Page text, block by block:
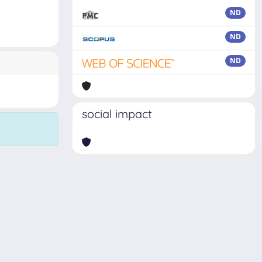
ND
ND
ND
social impact